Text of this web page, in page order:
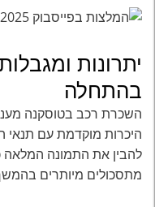
יתרונות
בהתחלה
השכרת רכב בטוסקנה
היכרות מוקדמת עם תנאי
להבין את התמונה המלאה
מתסכולים מיותרים